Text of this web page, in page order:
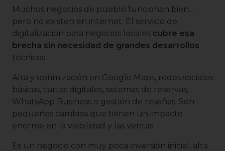
Muchos negocios de pueblo funcionan bien…
pero no existen en internet. El servicio de
digitalización para negocios locales cubre esa
brecha sin necesidad de grandes desarrollos
técnicos.
Alta y optimización en Google Maps, redes sociales
básicas, cartas digitales, sistemas de reservas,
WhatsApp Business o gestión de reseñas. Son
pequeños cambios que tienen un impacto
enorme en la visibilidad y las ventas.
Es un negocio con muy poca inversión inicial, alta